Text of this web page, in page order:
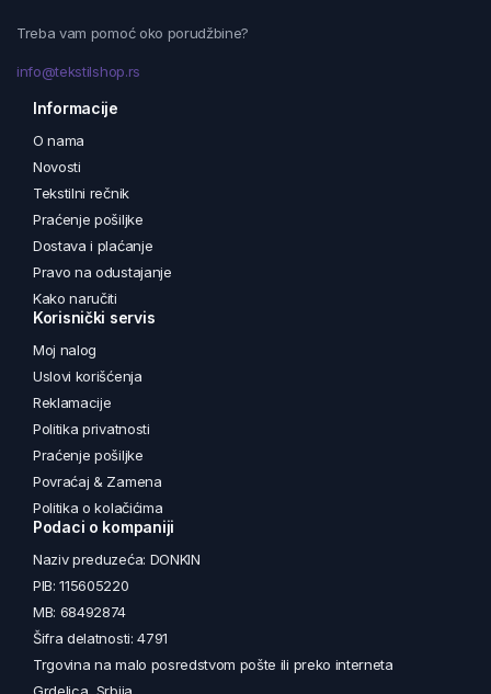
Treba vam pomoć oko porudžbine?
info@tekstilshop.rs
Informacije
O nama
Novosti
Tekstilni rečnik
Praćenje pošiljke
Dostava i plaćanje
Pravo na odustajanje
Kako naručiti
Korisnički servis
Moj nalog
Uslovi korišćenja
Reklamacije
Politika privatnosti
Praćenje pošiljke
Povraćaj & Zamena
Politika o kolačićima
Podaci o kompaniji
Naziv preduzeća: DONKIN
PIB: 115605220
MB: 68492874
Šifra delatnosti: 4791
Trgovina na malo posredstvom pošte ili preko interneta